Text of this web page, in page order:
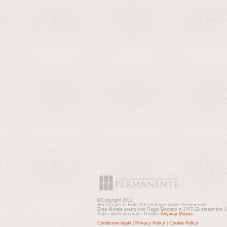
©Copyright 2012
Società per le Belle Arti ed Esposizione Permanente
Ente Morale eretto con Regio Decreto n.1447-22 settembre
Tutti i diritti riservati - Credits Anyway Milano
Condizioni legali
Privacy Policy Cookie Policy